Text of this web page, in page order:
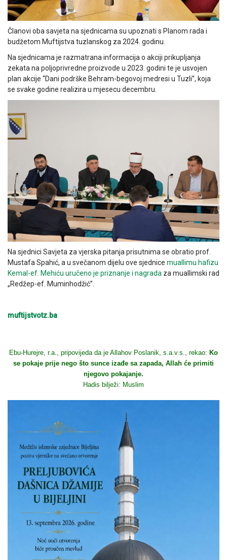
Članovi oba savjeta na sjednicama su upoznati s Planom rada i
budžetom Muftijstva tuzlanskog za 2024. godinu.
Na sjednicama je razmatrana informacija o akciji prikupljanja
zekata na poljoprivredne proizvode u 2023. godini te je usvojen
plan akcije “Dani podrške Behram-begovoj medresi u Tuzli”, koja
se svake godine realizira u mjesecu decembru.
Na sjednici Savjeta za vjerska pitanja prisutnima se obratio prof.
Mustafa Spahić, a u svečanom dijelu ove sjednice muallimu hafizu
Kemal-ef. Mehiću uručeno je priznanje i nagrada za muallimski rad
„Redžep-ef. Muminhodžić”.
muftijstvotz.ba
Ebu-Hurejre, r.a., pripovijeda da je Allahov Poslanik, s.a.v.s., rekao: Ko
se pokaje prije nego što sunce izađe sa zapada, Allah će primiti
njegovo pokajanje.
Hadis bilježi: Muslim